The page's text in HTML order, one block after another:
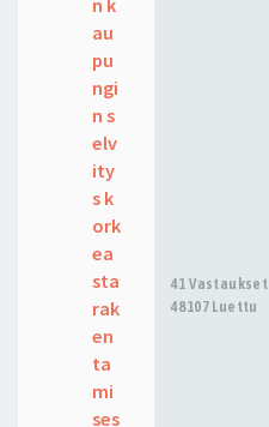
n k
au
pu
ngi
n s
elv
ity
s k
ork
ea
sta
rak
en
ta
mi
ses
41 Vastaukset
48107 Luettu